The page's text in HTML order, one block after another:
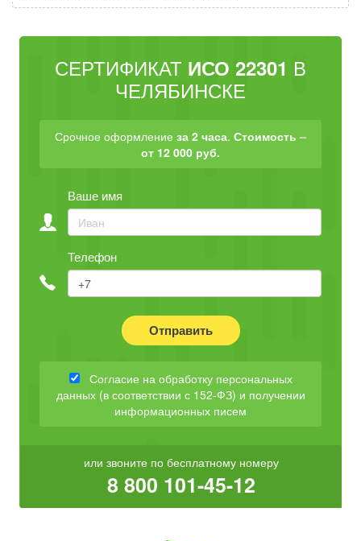
СЕРТИФИКАТ ИСО 22301 В
ЧЕЛЯБИНСКЕ
Срочное оформление за 2 часа. Стоимость –
от 12 000 руб.
Ваше имя
Телефон
Отправить
Согласие на обработку персональных
данных (в соответствии с 152-ФЗ) и получении
информационных писем
или звоните по бесплатному номеру
8 800 101-45-12